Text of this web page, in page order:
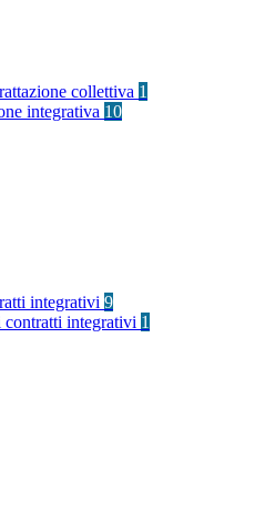
collettiva 1
integrativa 10
integrativi 9
contratti integrativi 1